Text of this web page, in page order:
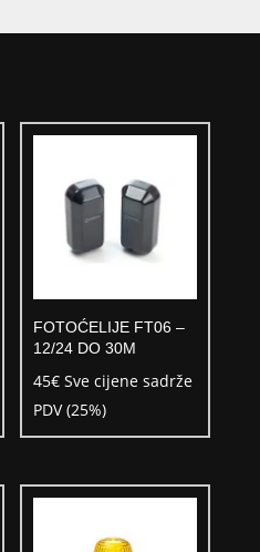
FOTOĆELIJE FT06 –
12/24 DO 30M
45€ Sve cijene sadrže
PDV (25%)